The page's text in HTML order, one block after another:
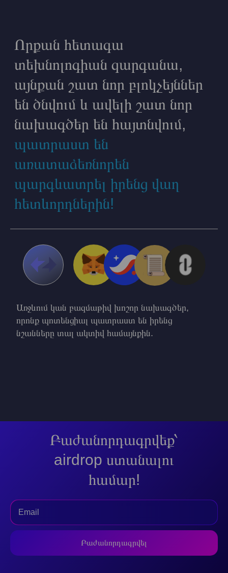
Որքան հետագա
տեխնոլոգիան զարգանա,
այնքան շատ նոր բլոկչեյններ
են ծնվում և ավելի շատ նոր
նախագծեր են հայտնվում,
պատրաստ են
առատաձեռնորեն
պարգևատրել իրենց վաղ
հետևորդներին!
Առջևում կան բազմաթիվ խոշոր նախագծեր,
որոնք պոտենցիալ պատրաստ են իրենց
նշանները տալ ակտիվ համայնքին.
Բաժանորդագրվեք՝
airdrop ստանալու
համար!
Բաժանորդագրվել